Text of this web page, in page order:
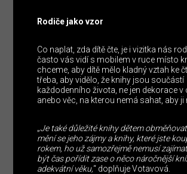
Rodiče jako vzor
Co naplat, zda dítě čte, je i vizitka nás
často vás vidí s mobilem v ruce místo
chceme, aby dítě mělo kladný vztah ke
třeba, aby vidělo, že knihy jsou součástí
každodenního života, ne jen dekorace v
anebo věc, na kterou nemá sahat, aby ji
„Je také důležité knihy dětem
mění se jeho zájmy a knihy, které jste
rokem, ho už samozřejmě nemusí
být čas pořídit zase o něco náročnější
adekvátní věku,“ doplňuje Votavová.